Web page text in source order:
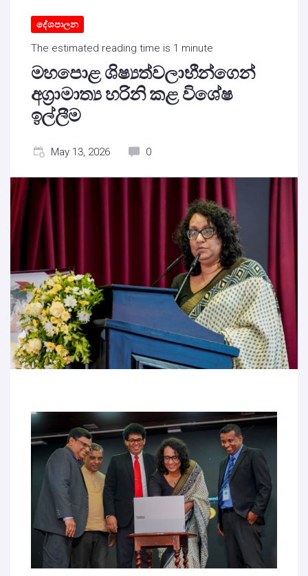
දේශපාලන
The estimated reading time is 1 minute
මහපොළ ශිෂ්‍යත්වලාභීන්ගෙන්
අග්‍රාමාත්‍ය හරිනි කළ විශේෂ
ඉල්ලීම
May 13, 2026 0